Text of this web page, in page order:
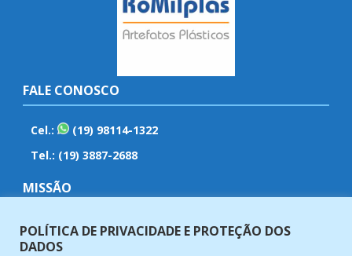
FALE CONOSCO
Cel.:
(19) 98114-1322
Tel.: (19) 3887-2688
MISSÃO
Fabricar e vender artefatos plásticos com qualidade,
eficiência, ética e responsabilidade em nossos produtos e
POLÍTICA DE PRIVACIDADE E PROTEÇÃO DOS
DADOS